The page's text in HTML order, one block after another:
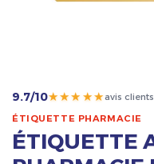
9.7/10★★★★★avis
ÉTIQUETTE PHARMACIE
ÉTIQUETTE